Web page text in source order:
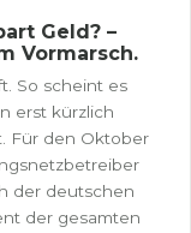
Geld? –
Vormarsch.
So scheint es
erst kürzlich
Für den Oktober
der deutschen
der gesamten